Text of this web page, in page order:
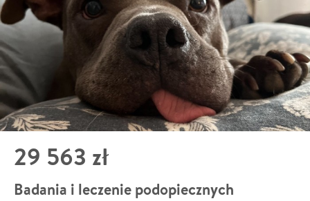
29 563 zł
Badania i leczenie podopiecznych